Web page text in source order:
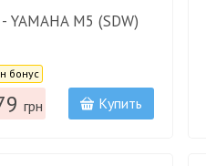
YAMAHA M5 (SDW)
бонус
грн Купить